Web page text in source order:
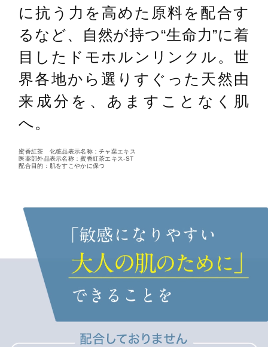
に抗う力を高めた原料を配合す
るなど、自然が持つ“生命力”に着
目したドモホルンリンクル。世
界各地から選りすぐった天然由
来成分を、あますことなく肌
へ。
蜜香紅茶 化粧品表示名称：チャ葉エキス
医薬部外品表示名称：蜜香紅茶エキス-ST
配合目的：肌をすこやかに保つ